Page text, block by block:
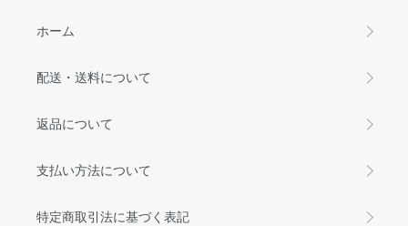
ホーム
配送・送料について
返品について
支払い方法について
特定商取引法に基づく表記